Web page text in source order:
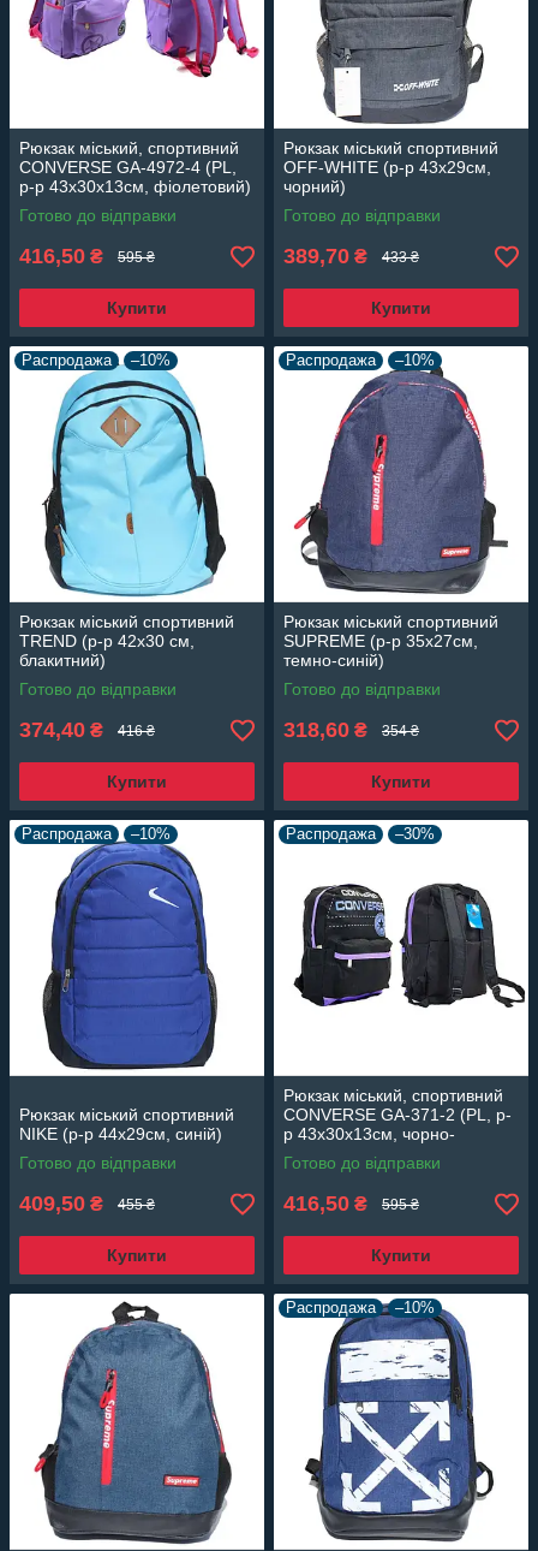
Рюкзак міський, спортивний
CONVERSE GA-4972-4 (PL,
р-р 43х30х13см, фіолетовий)
Готово до відправки
416,50 ₴ 595 ₴
Купити
Рюкзак міський спортивний
OFF-WHITE (р-р 43х29см,
чорний)
Готово до відправки
389,70 ₴ 433 ₴
Купити
Распродажа –10%
Рюкзак міський спортивний
TREND (р-р 42х30 см,
блакитний)
Готово до відправки
374,40 ₴ 416 ₴
Купити
Распродажа –10%
Рюкзак міський спортивний
SUPREME (р-р 35х27см,
темно-синій)
Готово до відправки
318,60 ₴ 354 ₴
Купити
Распродажа –10%
Рюкзак міський спортивний
NIKE (р-р 44х29см, синій)
Готово до відправки
409,50 ₴ 455 ₴
Купити
Распродажа –30%
Рюкзак міський, спортивний
CONVERSE GA-371-2 (PL, р-
р 43х30х13см, чорно-
фіолетовий)
Готово до відправки
416,50 ₴ 595 ₴
Купити
Распродажа –10%